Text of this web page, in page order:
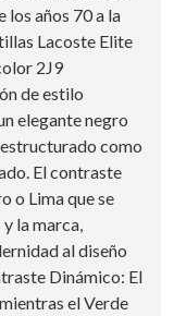
los años 70 a la
Lacoste Elite
2J9
de estilo
elegante negro
como
El contraste
o Lima que se
la marca,
al diseño
Dinámico: El
el Verde